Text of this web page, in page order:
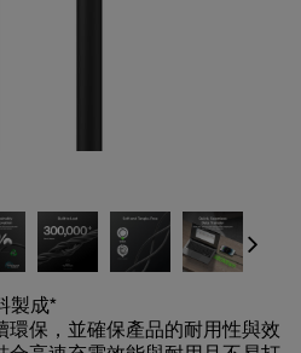
Next
製成*
保，並確保產品的耐用性與效